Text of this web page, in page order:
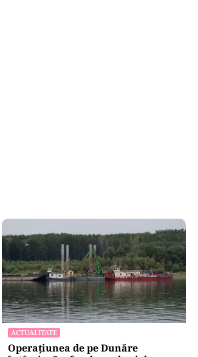
ACTUALITATE
Operațiunea de pe Dunăre